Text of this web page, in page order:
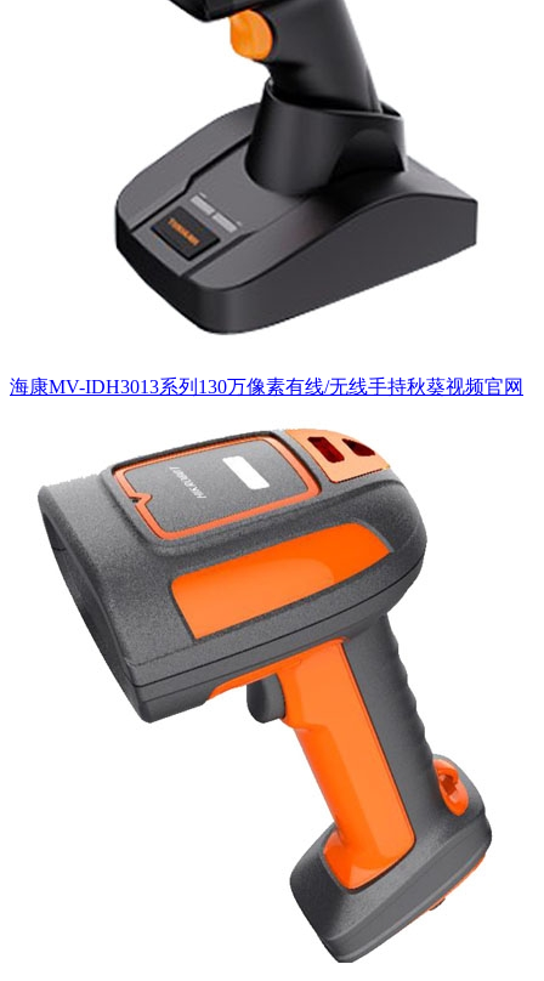
海康MV-IDH3013系列130万像素有线/无线手持秋葵视频官网